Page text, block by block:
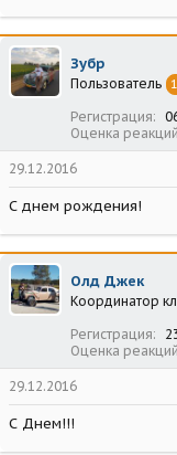
Зубр
Пользователь
Регистрация
Оценка реакций
29.12.2016
С днем рождения!
Олд Джек
Координатор
Регистрация
Оценка реакций
29.12.2016
С Днем!!!